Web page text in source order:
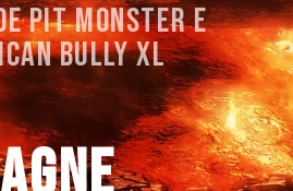
pit monster e
bully xl